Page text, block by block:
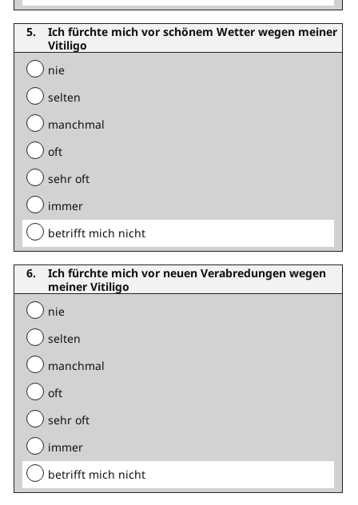
Ich fürchte mich vor schönem Wetter wegen meiner
Vitiligo
nie
selten
manchmal
oft
sehr oft
immer
betrifft mich nicht
Ich fürchte mich vor neuen Verabredungen wegen
meiner Vitiligo
nie
selten
manchmal
oft
sehr oft
immer
betrifft mich nicht